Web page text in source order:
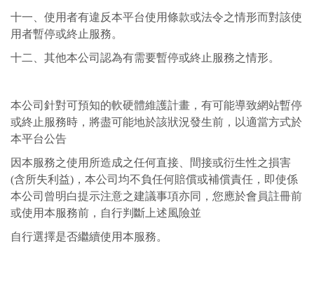
十一、使用者有違反本平台使用條款或法令之情形而對該使
用者暫停或終止服務。
十二、其他本公司認為有需要暫停或終止服務之情形。
本公司針對可預知的軟硬體維護計畫，有可能導致網站暫停
或終止服務時，將盡可能地於該狀況發生前，以適當方式於
本平台公告
因本服務之使用所造成之任何直接、間接或衍生性之損害
(含所失利益) ，本公司均不負任何賠償或補償責任，即使係
本公司曾明白提示注意之建議事項亦同，您應於會員註冊前
或使用本服務前，自行判斷上述風險並
自行選擇是否繼續使用本服務。